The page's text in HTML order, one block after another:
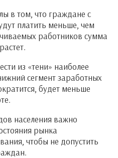
в том, что граждане с
платить меньше, чем
работников сумма
из «тени» наиболее
сегмент заработных
будет меньше
населения важно
рынка
чтобы не допустить